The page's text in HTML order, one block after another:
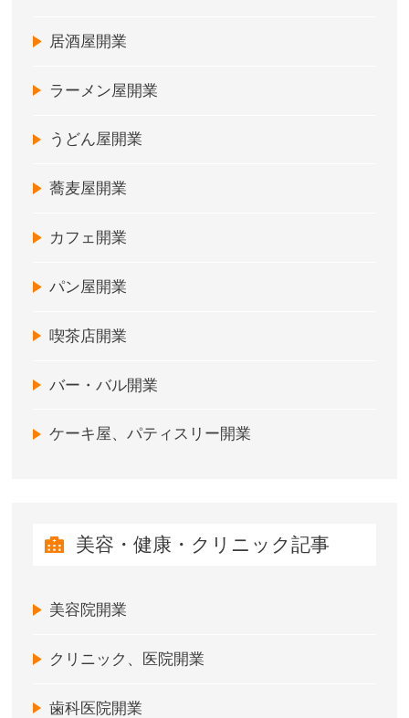
居酒屋開業
ラーメン屋開業
うどん屋開業
蕎麦屋開業
カフェ開業
パン屋開業
喫茶店開業
バー・バル開業
ケーキ屋、パティスリー開業
美容・健康・クリニック記事
美容院開業
クリニック、医院開業
歯科医院開業